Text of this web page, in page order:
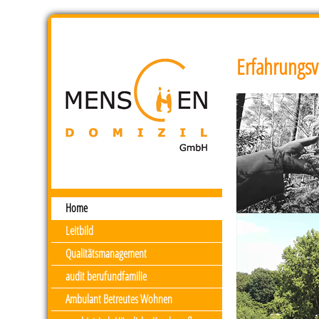
Home
Leitbild
Qualitätsmanagement
audit berufundfamilie
Ambulant Betreutes Wohnen